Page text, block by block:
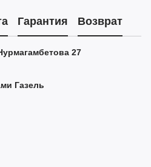
Гарантия Возврат
27
Газель